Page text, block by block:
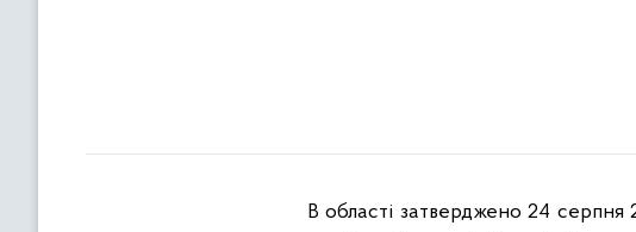
В області затверджено 24 серпня